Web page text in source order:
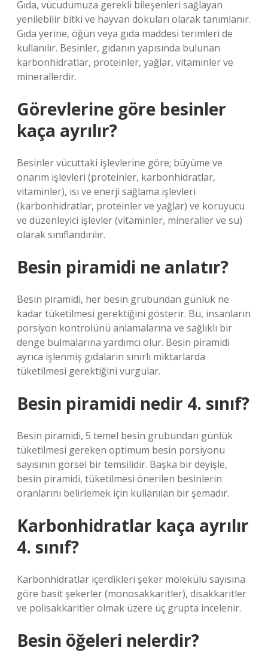
Gıda, vücudumuza gerekli bileşenleri sağlayan
yenilebilir bitki ve hayvan dokuları olarak tanımlanır.
Gıda yerine, öğün veya gıda maddesi terimleri de
kullanılır. Besinler, gıdanın yapısında bulunan
karbonhidratlar, proteinler, yağlar, vitaminler ve
minerallerdir.
Görevlerine göre besinler
kaça ayrılır?
Besinler vücuttaki işlevlerine göre; büyüme ve
onarım işlevleri (proteinler, karbonhidratlar,
vitaminler), ısı ve enerji sağlama işlevleri
(karbonhidratlar, proteinler ve yağlar) ve koruyucu
ve düzenleyici işlevler (vitaminler, mineraller ve su)
olarak sınıflandırılır.
Besin piramidi ne anlatır?
Besin piramidi, her besin grubundan günlük ne
kadar tüketilmesi gerektiğini gösterir. Bu, insanların
porsiyon kontrolünü anlamalarına ve sağlıklı bir
denge bulmalarına yardımcı olur. Besin piramidi
ayrıca işlenmiş gıdaların sınırlı miktarlarda
tüketilmesi gerektiğini vurgular.
Besin piramidi nedir 4. sınıf?
Besin piramidi, 5 temel besin grubundan günlük
tüketilmesi gereken optimum besin porsiyonu
sayısının görsel bir temsilidir. Başka bir deyişle,
besin piramidi, tüketilmesi önerilen besinlerin
oranlarını belirlemek için kullanılan bir şemadır.
Karbonhidratlar kaça ayrılır
4. sınıf?
Karbonhidratlar içerdikleri şeker molekülü sayısına
göre basit şekerler (monosakkaritler), disakkaritler
ve polisakkaritler olmak üzere üç grupta incelenir.
Besin öğeleri nelerdir?